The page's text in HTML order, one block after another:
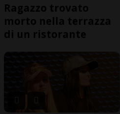
Ragazzo trovato
morto nella terrazza
di un ristorante